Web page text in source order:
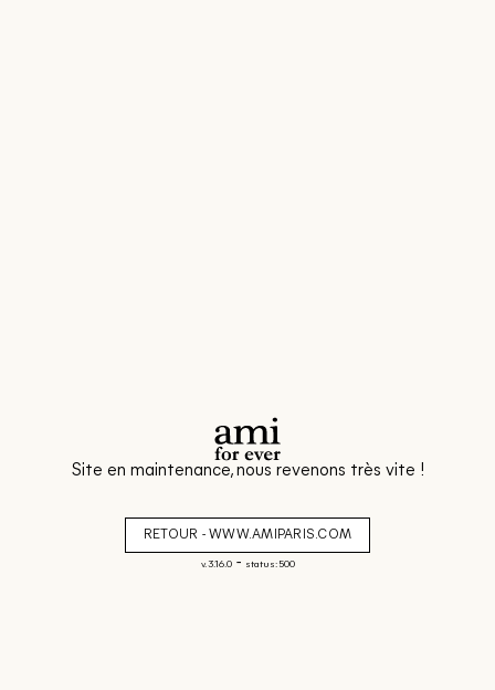
Site en maintenance, nous revenons très vite !
RETOUR - WWW.AMIPARIS.COM
v. 3.16.0- status: 500